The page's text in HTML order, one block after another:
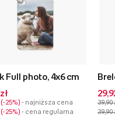
Full photo, 4x6 cm
-25% - najniższa cena
-25% - cena regularna
39,90
39,90